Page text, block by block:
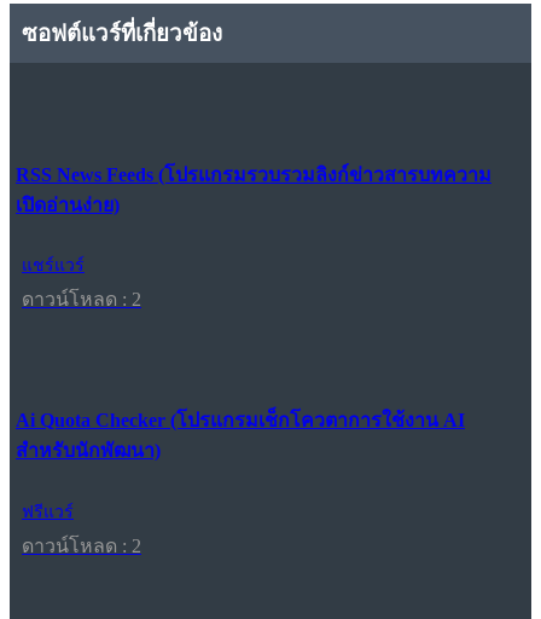
ซอฟต์แวร์ที่เกี่ยวข้อง
RSS News Feeds (โปรแกรมรวบรวมลิงก์ข่าวสารบทความ
เปิดอ่านง่าย)
แชร์แวร์
ดาวน์โหลด : 2
Ai Quota Checker (โปรแกรมเช็กโควตาการใช้งาน AI
สำหรับนักพัฒนา)
ฟรีแวร์
ดาวน์โหลด : 2